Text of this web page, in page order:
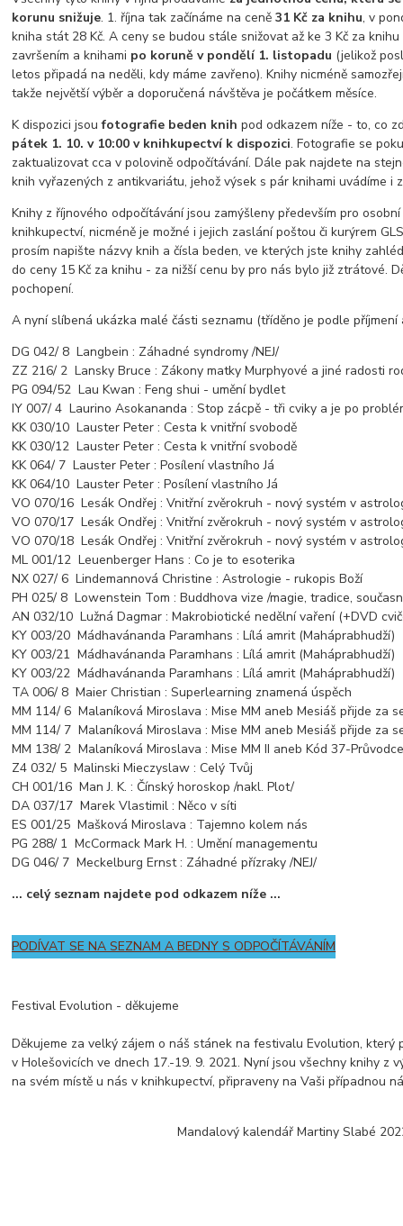
korunu snižuje. 1. října tak začínáme na ceně31 Kč za knihu, v
kniha stát 28 Kč. A ceny se budou stále snižovat až ke 3 Kč za
završením a knihami po koruně v pondělí 1. listopadu (jelikož
letos připadá na neděli, kdy máme zavřeno). Knihy nicméně
takže největší výběr a doporučená návštěva je počátkem měsíce.
K dispozici jsoufotografie beden knih pod odkazem níže - to, co
pátek 1. 10. v 10:00 v knihkupectví k dispozici. Fotografie se
zaktualizovat cca v polovině odpočítávání. Dále pak najdete na
knih vyřazených z antikvariátu, jehož výsek s pár knihami uvádíme i
Knihy z říjnového odpočítávání jsou zamýšleny především pro
knihkupectví, nicméně je možné i jejich zaslání poštou či kurýrem
prosím napište názvy knih a čísla beden, ve kterých jste knihy
do ceny 15 Kč za knihu - za nižší cenu by pro nás bylo již ztrátové.
pochopení.
A nyní slíbená ukázka malé části seznamu (tříděno je podle příjmení
DG 042/ 8 Langbein : Záhadné syndromy /NEJ/
ZZ 216/ 2 Lansky Bruce : Zákony matky Murphyové a jiné radosti
PG 094/52 Lau Kwan : Feng shui - umění bydlet
IY 007/ 4 Laurino Asokananda : Stop zácpě - tři cviky a je po
KK 030/10 Lauster Peter : Cesta k vnitřní svobodě
KK 030/12 Lauster Peter : Cesta k vnitřní svobodě
KK 064/ 7 Lauster Peter : Posílení vlastního Já
KK 064/10 Lauster Peter : Posílení vlastního Já
VO 070/16 Lesák Ondřej : Vnitřní zvěrokruh - nový systém v
VO 070/17 Lesák Ondřej : Vnitřní zvěrokruh - nový systém v
VO 070/18 Lesák Ondřej : Vnitřní zvěrokruh - nový systém v
ML 001/12 Leuenberger Hans : Co je to esoterika
NX 027/ 6 Lindemannová Christine : Astrologie - rukopis Boží
PH 025/ 8 Lowenstein Tom : Buddhova vize /magie, tradice,
AN 032/10 Lužná Dagmar : Makrobiotické nedělní vaření (+DVD
KY 003/20 Mádhavánanda Paramhans : Lílá amrit (Maháprabhudží)
KY 003/21 Mádhavánanda Paramhans : Lílá amrit (Maháprabhudží)
KY 003/22 Mádhavánanda Paramhans : Lílá amrit (Maháprabhudží)
TA 006/ 8 Maier Christian : Superlearning znamená úspěch
MM 114/ 6 Malaníková Miroslava : Mise MM aneb Mesiáš přijde za
MM 114/ 7 Malaníková Miroslava : Mise MM aneb Mesiáš přijde za
MM 138/ 2 Malaníková Miroslava : Mise MM II aneb Kód 37-
Z4 032/ 5 Malinski Mieczyslaw : Celý Tvůj
CH 001/16 Man J. K. : Čínský horoskop /nakl. Plot/
DA 037/17 Marek Vlastimil : Něco v síti
ES 001/25 Mašková Miroslava : Tajemno kolem nás
PG 288/ 1 McCormack Mark H. : Umění managementu
DG 046/ 7 Meckelburg Ernst : Záhadné přízraky /NEJ/
... celý seznam najdete pod odkazem níže ...
PODÍVAT SE NA SEZNAM A BEDNY S ODPOČÍTÁVÁNÍM
Festival Evolution - děkujeme
Děkujeme za velký zájem o náš stánek na festivalu Evolution, který
v Holešovicích ve dnech 17.-19. 9. 2021. Nyní jsou všechny knihy z
na svém místě u nás v knihkupectví, připraveny na Vaši případnou
Mandalový kalendář Martiny Slabé